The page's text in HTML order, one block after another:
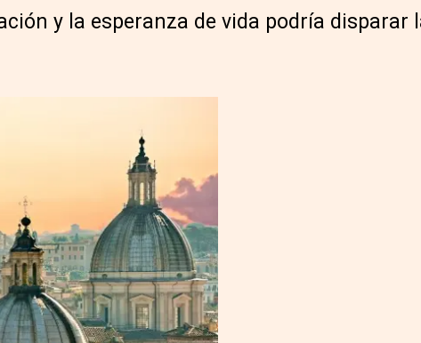
y la esperanza de vida podría disparar